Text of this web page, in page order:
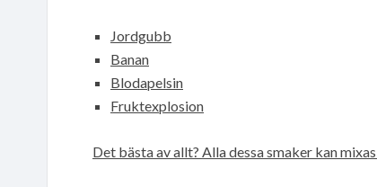
Jordgubb
Banan
Blodapelsin
Fruktexplosion
Det bästa av allt? Alla dessa smaker kan